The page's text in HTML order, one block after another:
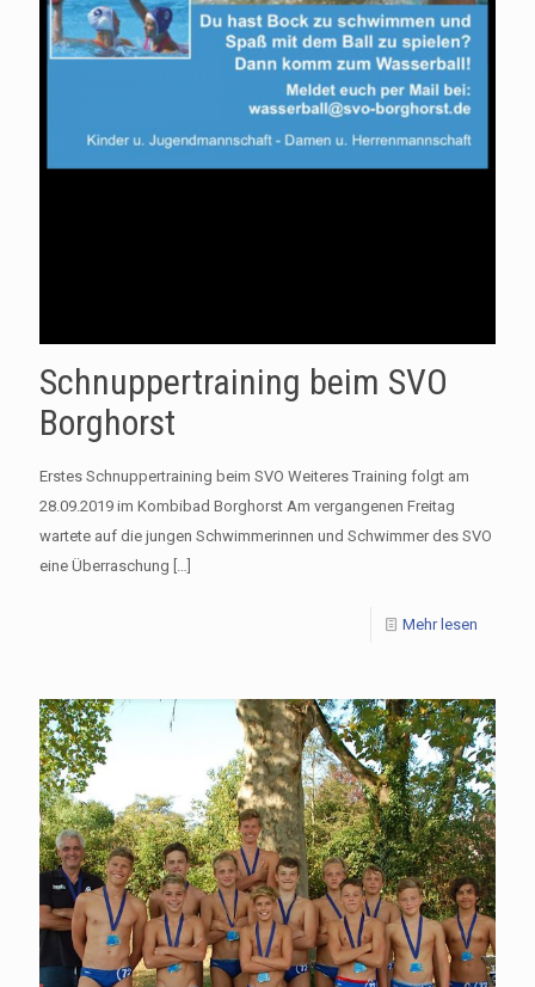
Schnuppertraining beim SVO
Borghorst
Erstes Schnuppertraining beim SVO Weiteres Training folgt am
28.09.2019 im Kombibad Borghorst Am vergangenen Freitag
wartete auf die jungen Schwimmerinnen und Schwimmer des SVO
eine Überraschung […]
Mehr lesen